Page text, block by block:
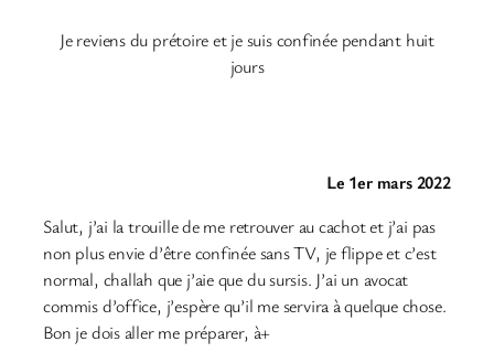
Je reviens du prétoire et je suis confinée pendant huit
jours
Le 1er mars 2022
Salut, j’ai la trouille de me retrouver au cachot et j’ai pas
non plus envie d’être confinée sans TV, je flippe et c’est
normal, challah que j’aie que du sursis. J’ai un avocat
commis d’office, j’espère qu’il me servira à quelque chose.
Bon je dois aller me préparer, à+